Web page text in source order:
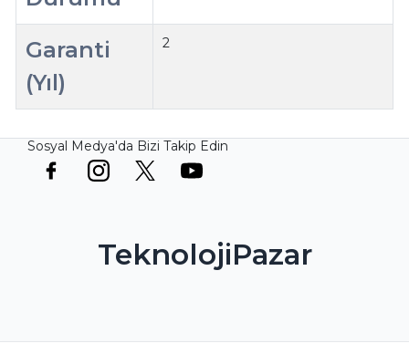
Garanti
(Yıl)
2
Sosyal Medya'da Bizi Takip Edin
TeknolojiPazar